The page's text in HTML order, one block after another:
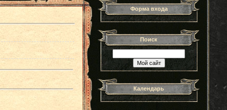
Форма входа
Поиск
Календарь